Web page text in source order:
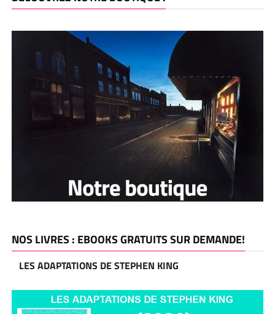
NOS LIVRES : EBOOKS GRATUITS SUR DEMANDE!
LES ADAPTATIONS DE STEPHEN KING